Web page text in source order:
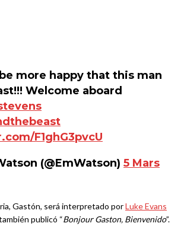
more happy that this man
Welcome aboard
F1ghG3pvcU
(@EmWatson) 5 Mars
Gastón, será interpretado porLuke Evans
publicó “Bonjour Gaston, Bienvenido”.